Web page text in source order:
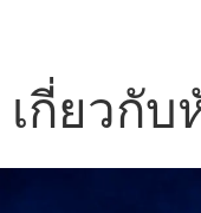
Distributor of
professional
preferred
OEM
HUASHU ยึดมั่
เกี่ยวกับ